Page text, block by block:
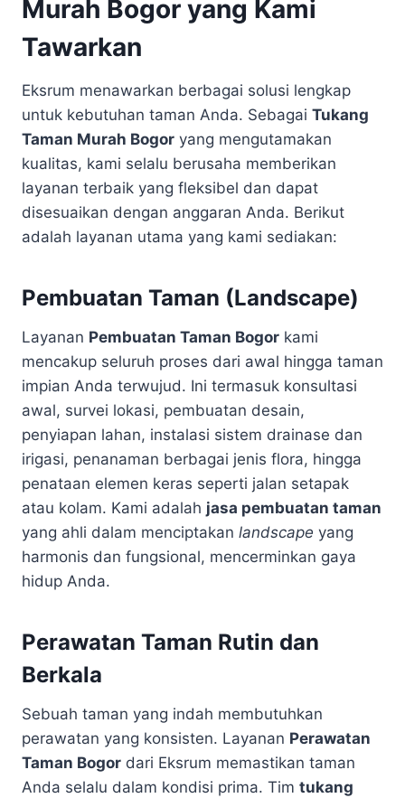
Murah Bogor yang Kami
Tawarkan
Eksrum menawarkan berbagai solusi lengkap
untuk kebutuhan taman Anda. Sebagai Tukang
Taman Murah Bogor yang mengutamakan
kualitas, kami selalu berusaha memberikan
layanan terbaik yang fleksibel dan dapat
disesuaikan dengan anggaran Anda. Berikut
adalah layanan utama yang kami sediakan:
Pembuatan Taman (Landscape)
Layanan Pembuatan Taman Bogor kami
mencakup seluruh proses dari awal hingga taman
impian Anda terwujud. Ini termasuk konsultasi
awal, survei lokasi, pembuatan desain,
penyiapan lahan, instalasi sistem drainase dan
irigasi, penanaman berbagai jenis flora, hingga
penataan elemen keras seperti jalan setapak
atau kolam. Kami adalah jasa pembuatan taman
yang ahli dalam menciptakan landscape yang
harmonis dan fungsional, mencerminkan gaya
hidup Anda.
Perawatan Taman Rutin dan
Berkala
Sebuah taman yang indah membutuhkan
perawatan yang konsisten. Layanan Perawatan
Taman Bogor dari Eksrum memastikan taman
Anda selalu dalam kondisi prima. Tim tukang